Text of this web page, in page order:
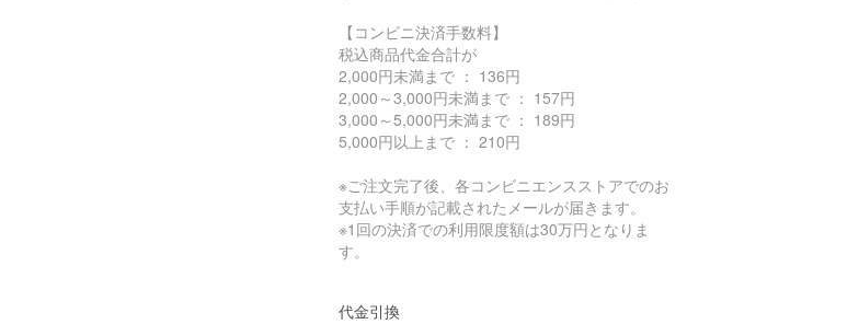
【コンビニ決済手数料】
税込商品代金合計が
2,000円未満まで ： 136円
2,000～3,000円未満まで ： 157円
3,000～5,000円未満まで ： 189円
5,000円以上まで ： 210円
※ご注文完了後、各コンビニエンスストアでのお
支払い手順が記載されたメールが届きます。
※1回の決済での利用限度額は30万円となりま
す。
代金引換